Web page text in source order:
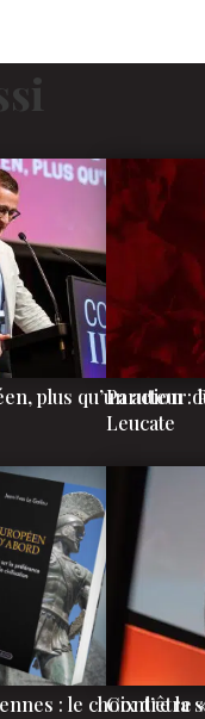
plus qu’un acteur
Parution :
Leucate
: le choix d’être «
Contre la